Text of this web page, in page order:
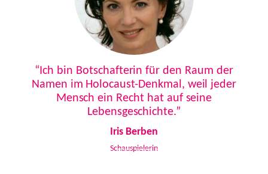
“Ich bin Botschafterin für den Raum der
Namen im Holocaust-Denkmal, weil jeder
Mensch ein Recht hat auf seine
Lebensgeschichte.”
Iris Berben
Schauspielerin